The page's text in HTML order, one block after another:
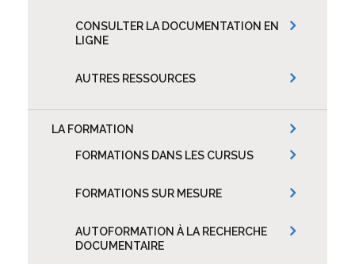
CONSULTER LA DOCUMENTATION EN
LIGNE
AUTRES RESSOURCES
LA FORMATION
FORMATIONS DANS LES CURSUS
FORMATIONS SUR MESURE
AUTOFORMATION À LA RECHERCHE
DOCUMENTAIRE